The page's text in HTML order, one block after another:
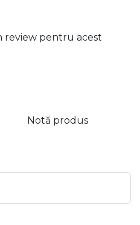
review pentru acest
Notă produs